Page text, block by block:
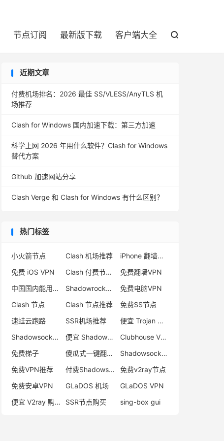
节点订阅 最新版下载 客户端大全 
近期文章
付费机场排名：2026 最佳 SS/VLESS/AnyTLS 机
场推荐
Clash for Windows 国内加速下载：第三方加速
科学上网 2026 年用什么软件？Clash for Windows
替代方案
Github 加速网站分享
Clash Verge 和 Clash for Windows 有什么区别？
热门标签
小火箭节点 Clash 机场推荐
iPhone 翻墙代理软件
免费 iOS VPN
Clash 付费节点购买
免费翻墙VPN
中国国内能用的翻墙VPN推荐
Shadowrocket 地址
免费电脑VPN
Clash 节点
Clash 节点推荐
免费SS节点
速蛙云跑路
SSR机场推荐
便宜 Trojan 购买
Shadowsocks 付费节点
便宜 Shadowsocks 购买
Clubhouse VPN
免费梯子
傻瓜式一键翻墙VPN客户端
Shadowsocks 服务器
免费VPN推荐
付费Shadowsocks推荐
免费v2ray节点
免费安卓VPN
GLaDOS 机场
GLaDOS VPN
便宜 V2ray 购买
SSR节点购买 sing-box gui